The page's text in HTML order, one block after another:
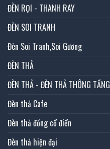
ĐÈN RỌI - THANH RAY
ĐÈN SOI TRANH
Đèn Soi Tranh,Soi Gương
ĐÈN THẢ
ĐÈN THẢ - ĐÈN THẢ THÔNG TẦNG
Đèn thả Cafe
Đèn thả đồng cổ điển
Đèn thả hiện đại